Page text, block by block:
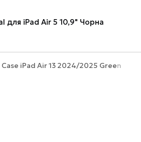
для iPad Air 5 10,9" Чорна